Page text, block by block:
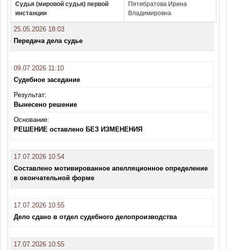
Судья (мировой судья) первой
инстанции
Пятибратова Ирина
Владимировна
25.05.2026 18:03
Передача дела судье
09.07.2026 11:10
Судебное заседание
Результат:
Вынесено решение
Основание:
РЕШЕНИЕ оставлено БЕЗ ИЗМЕНЕНИЯ
17.07.2026 10:54
Составлено мотивированное апелляционное определение
в окончательной форме
17.07.2026 10:55
Дело сдано в отдел судебного делопроизводства
17.07.2026 10:55